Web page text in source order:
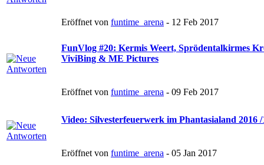
Eröffnet von funtime_arena - 12 Feb 2017
FunVlog #20: Kermis Weert, Sprödentalkirmes
ViviBing & ME Pictures
Eröffnet von funtime_arena - 09 Feb 2017
Video: Silvesterfeuerwerk im Phantasialand 2016 /
Eröffnet von funtime_arena - 05 Jan 2017